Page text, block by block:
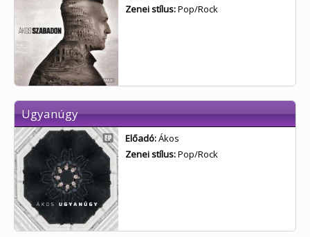
Zenei stílus:Pop/Rock
Ugyanúgy
Előadó:Ákos
Zenei stílus:Pop/Rock